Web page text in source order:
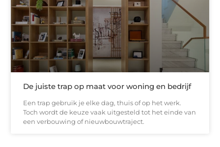
De juiste trap op maat voor woning en bedrijf
Een trap gebruik je elke dag, thuis of op het werk.
Toch wordt de keuze vaak uitgesteld tot het einde van
een verbouwing of nieuwbouwtraject.